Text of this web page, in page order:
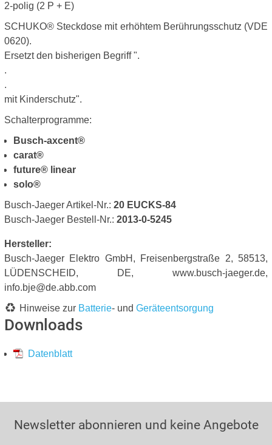
2-polig (2 P + E)
SCHUKO® Steckdose mit erhöhtem Berührungsschutz (VDE
0620).
Ersetzt den bisherigen Begriff ".
.
.
mit Kinderschutz".
Schalterprogramme:
Busch-axcent®
carat®
future® linear
solo®
Busch-Jaeger Artikel-Nr.: 20 EUCKS-84
Busch-Jaeger Bestell-Nr.: 2013-0-5245
Hersteller:
Busch-Jaeger Elektro GmbH, Freisenbergstraße 2, 58513,
LÜDENSCHEID, DE, www.busch-jaeger.de,
info.bje@de.abb.com
Hinweise zur Batterie- und Geräteentsorgung
Downloads
Datenblatt
Newsletter abonnieren und keine Angebote